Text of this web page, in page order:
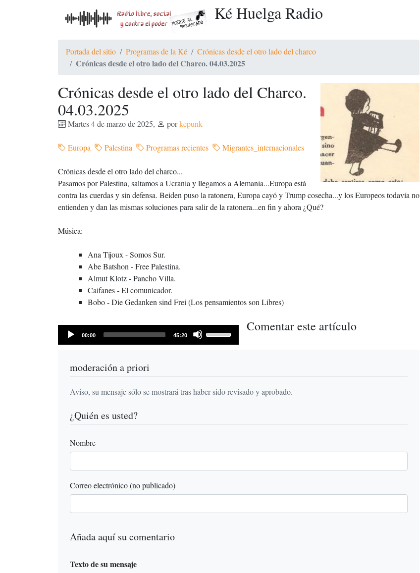
Ké Huelga Radio
Portada del sitio Programas de la Ké Crónicas desde el otro lado del charco
Crónicas desde el otro lado del Charco. 04.03.2025
Crónicas desde el otro lado del Charco.
04.03.2025
Martes 4 de marzo de 2025, porkepunk
Europa Palestina Programas recientes Migrantes_internacionales
Crónicas desde el otro lado del charco...
Pasamos por Palestina, saltamos a Ucrania y llegamos a Alemania...Europa está
contra las cuerdas y sin defensa. Beiden puso la ratonera, Europa cayó y Trump cosecha...y los Europeos todavía no
entienden y dan las mismas soluciones para salir de la ratonera...en fin y ahora ¿Qué?
Música:
Ana Tijoux - Somos Sur.
Abe Batshon - Free Palestina.
Almut Klotz - Pancho Villa.
Caifanes - El comunicador.
Bobo - Die Gedanken sind Frei (Los pensamientos son Libres)
Audio
Current
00:00
Total
45:20
increase
Comentar este artículo
moderación a priori
Aviso, su mensaje sólo se mostrará tras haber sido revisado y aprobado.
¿Quién es usted?
Nombre
Correo electrónico (no publicado)
Añada aquí su comentario
Texto de su mensaje